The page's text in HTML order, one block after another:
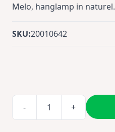
Melo, hanglamp in naturel.
SKU:20010642
- +